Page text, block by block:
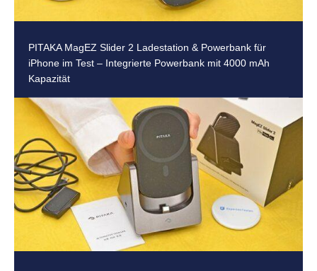
PITAKA MagEZ Slider 2 Ladestation & Powerbank für
iPhone im Test – Integrierte Powerbank mit 4000 mAh
Kapazität